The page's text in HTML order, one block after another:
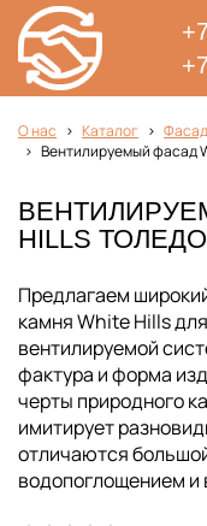
О нас Каталог
Вентилируемый фасад
HILLS ТОЛЕДО
Предлагаем
камня White Hills
вентилируемой
фактура и форма
черты природного
имитирует
отличаются
водопоглощением и